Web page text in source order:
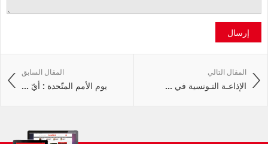
إرسال
المقال السابق
يوم الأمم المتّحدة : أيّ ...
المقال التالي
الإذاعـة التـونسية في ...